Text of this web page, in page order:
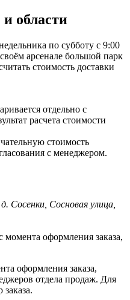
области
по субботу с 9:00
арсенале большой парк
стоимость доставки
отдельно с
расчета стоимости
стоимость
с менеджером.
Сосенки, Сосновая улица,
момента оформления заказа,
оформления заказа,
отдела продаж. Для